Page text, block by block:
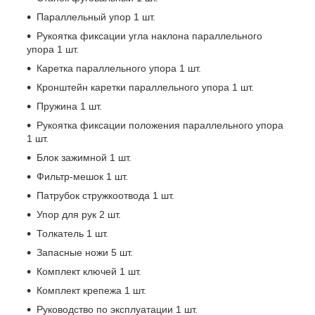
Параллельный упор 1 шт.
Рукоятка фиксации угла наклона параллельного
упора 1 шт.
Каретка параллельного упора 1 шт.
Кронштейн каретки параллельного упора 1 шт.
Пружина 1 шт.
Рукоятка фиксации положения параллельного упора
1 шт.
Блок зажимной 1 шт.
Фильтр-мешок 1 шт.
Патрубок стружкоотвода 1 шт.
Упор для рук 2 шт.
Толкатель 1 шт.
Запасные ножи 5 шт.
Комплект ключей 1 шт.
Комплект крепежа 1 шт.
Руководство по эксплуатации 1 шт.